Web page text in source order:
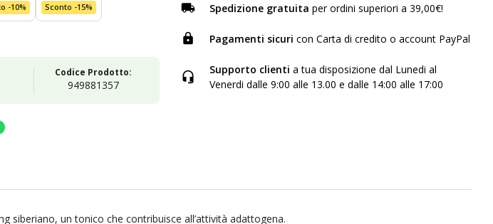
-10% Sconto -15%
Codice Prodotto:
949881357
Spedizione gratuita per ordini superiori a 39,00€!
Pagamenti sicuri con Carta di credito o account PayPal
Supporto clienti a tua disposizione dal Lunedi al
Venerdi dalle 9:00 alle 13.00 e dalle 14:00 alle 17:00
siberiano, un tonico che contribuisce all’attività adattogena.